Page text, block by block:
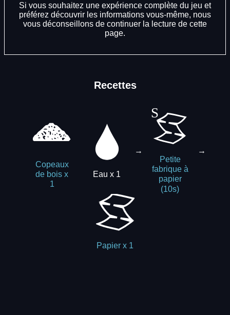
Si vous souhaitez une expérience complète du jeu et
préférez découvrir les informations vous-même, nous
vous déconseillons de continuer la lecture de cette
page.
Recettes
Copeaux
de bois x
1
Eau x 1
→
Petite
fabrique à
papier
(10s)
→
Papier x 1